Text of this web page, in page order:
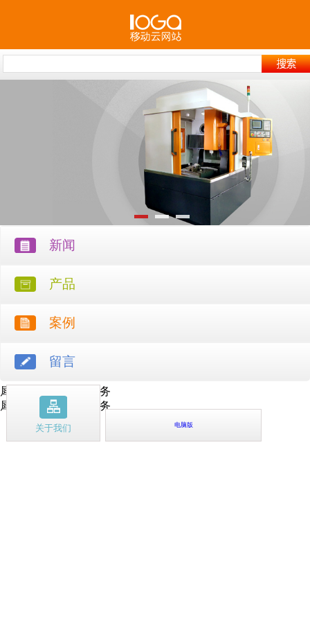
新闻
产品
案例
留言
关于我们 电脑版
犀牛云提供云计算服务
犀牛云提供企业云服务